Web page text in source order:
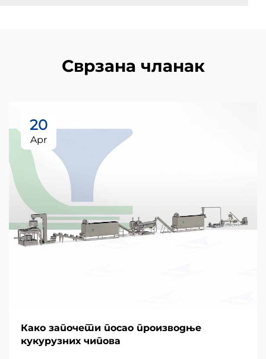
Сврзана чланак
20
Apr
Како започети посао производње
кукурузних чипова